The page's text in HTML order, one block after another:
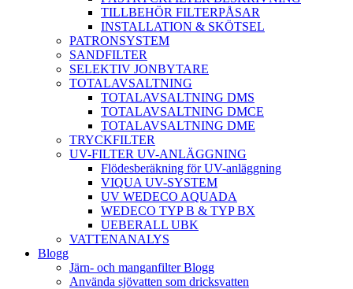
TILLBEHÖR FILTERPÅSAR
INSTALLATION & SKÖTSEL
PATRONSYSTEM
SANDFILTER
SELEKTIV JONBYTARE
TOTALAVSALTNING
TOTALAVSALTNING DMS
TOTALAVSALTNING DMCE
TOTALAVSALTNING DME
TRYCKFILTER
UV-FILTER UV-ANLÄGGNING
Flödesberäkning för UV-anläggning
VIQUA UV-SYSTEM
UV WEDECO AQUADA
WEDECO TYP B & TYP BX
UEBERALL UBK
VATTENANALYS
Blogg
Järn- och manganfilter Blogg
Använda sjövatten som dricksvatten